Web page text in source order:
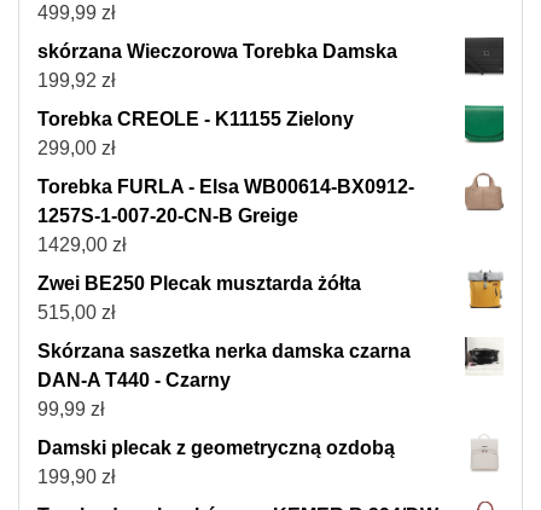
499,99 zł
skórzana Wieczorowa Torebka Damska
199,92 zł
Torebka CREOLE - K11155 Zielony
299,00 zł
Torebka FURLA - Elsa WB00614-BX0912-
1257S-1-007-20-CN-B Greige
1429,00 zł
Zwei BE250 Plecak musztarda żółta
515,00 zł
Skórzana saszetka nerka damska czarna
DAN-A T440 - Czarny
99,99 zł
Damski plecak z geometryczną ozdobą
199,90 zł